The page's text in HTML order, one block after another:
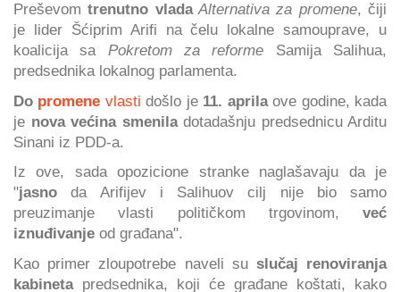
Preševomtrenutno vladaAlternativa za promene, čiji
je lider Šćiprim Arifi na čelu lokalne samouprave, u
koalicija sa Pokretom za reforme Samija Salihua,
predsednika lokalnog parlamenta.
Do promene vlasti došlo je11. aprilaove godine, kada
je nova većina smeniladotadašnju predsednicu Arditu
Sinani iz PDD-a.
Iz ove, sada opozicione stranke naglašavaju da je
"jasnoda Arifijev i Salihuov cilj nije bio samo
preuzimanje vlasti političkom trgovinom, već
iznuđivanje od građana".
Kao primer zloupotrebe naveli su slučaj renoviranja
kabinetapredsednika, koji će građane koštati, kako